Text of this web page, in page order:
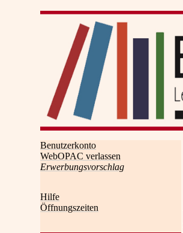
Benutzerkonto
WebOPAC verlassen
Erwerbungsvorschlag
Hilfe
Öffnungszeiten